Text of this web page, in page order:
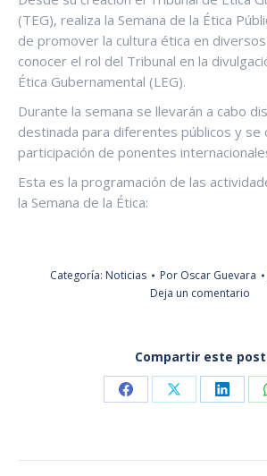
(TEG), realiza la Semana de la Ética
de promover la cultura ética en
conocer el rol del Tribunal en la
Ética Gubernamental (LEG).
Durante la semana se llevarán a cabo
destinada para diferentes públicos y se
participación de ponentes
Esta es la programación de las
la Semana de la Ética:
Categoría: Noticias Por Oscar Guevara
Deja un comentario
Compartir este post
Share
Facebook
Share
X
Share